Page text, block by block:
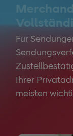
Für
Ihrer
meisten